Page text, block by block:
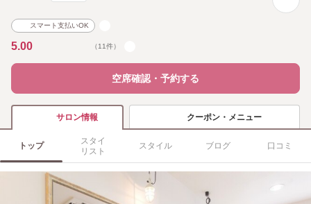
スマート支払いOK
5.00 （11件）
空席確認・予約する
サロン情報 クーポン・メニュー
トップ
スタイ
リスト
スタイル ブログ 口コミ